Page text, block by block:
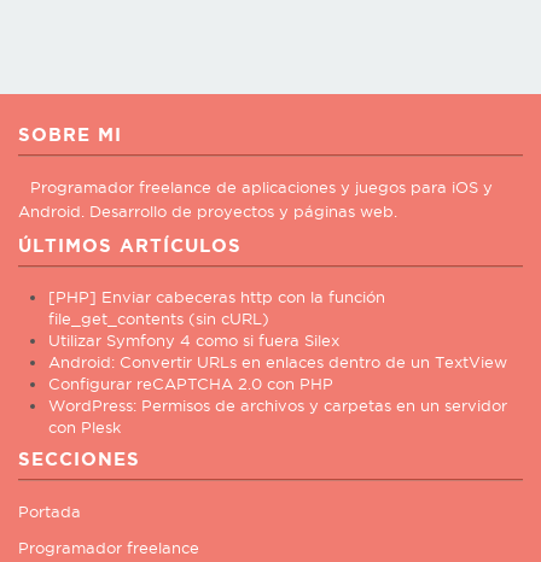
SOBRE MI
Programador freelance de aplicaciones y juegos para iOS y
Android. Desarrollo de proyectos y páginas web.
ÚLTIMOS ARTÍCULOS
[PHP] Enviar cabeceras http con la función
file_get_contents (sin cURL)
Utilizar Symfony 4 como si fuera Silex
Android: Convertir URLs en enlaces dentro de un TextView
Configurar reCAPTCHA 2.0 con PHP
WordPress: Permisos de archivos y carpetas en un servidor
con Plesk
SECCIONES
Portada
Programador freelance